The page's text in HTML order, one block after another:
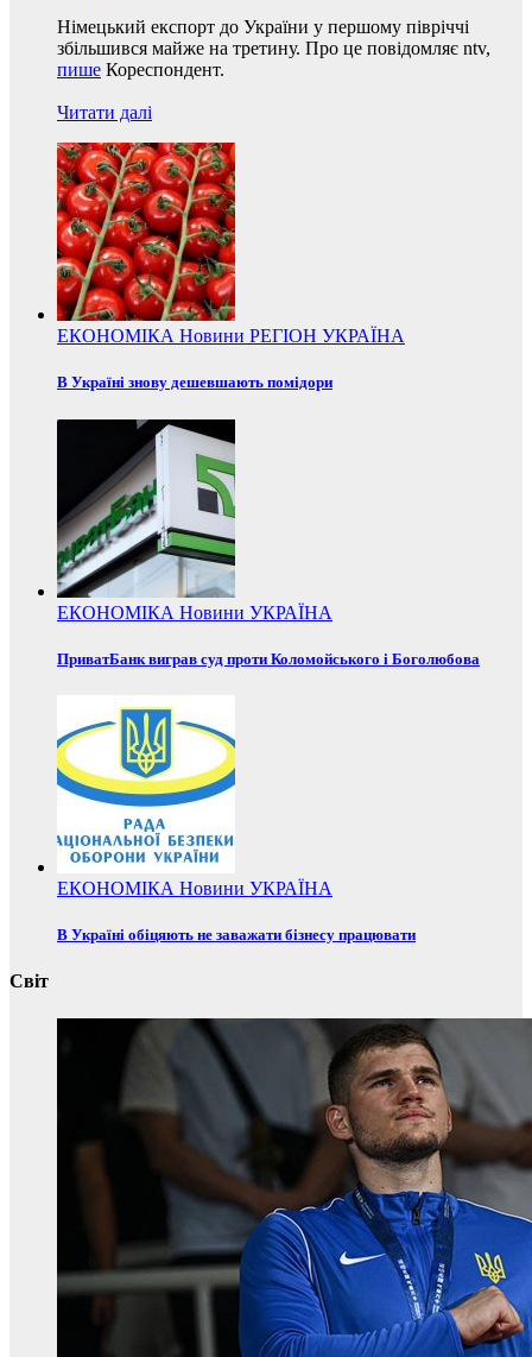
Німецький експорт до України у першому півріччі
збільшився майже на третину. Про це повідомляє ntv,
пише Кореспондент.
Читати далі
ЕКОНОМІКА Новини РЕГІОН УКРАЇНА
В Україні знову дешевшають помідори
ЕКОНОМІКА Новини УКРАЇНА
ПриватБанк виграв суд проти Коломойського і Боголюбова
ЕКОНОМІКА Новини УКРАЇНА
В Україні обіцяють не заважати бізнесу працювати
Світ